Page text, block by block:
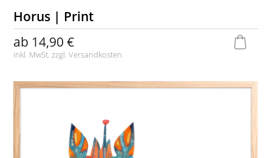
Horus | Print
ab 14,90 €
inkl. MwSt. zzgl.Versandkosten